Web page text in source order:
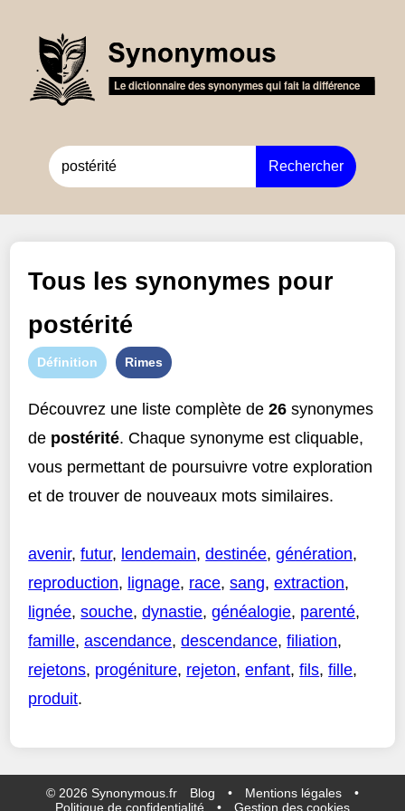
Rechercher
Tous les synonymes pour
postérité
Définition Rimes
Découvrez une liste complète de26 synonymes
de postérité. Chaque synonyme est cliquable,
vous permettant de poursuivre votre exploration
et de trouver de nouveaux mots similaires.
avenir,futur, lendemain,destinée,génération,
reproduction, lignage, race,sang,extraction,
lignée,souche,dynastie,généalogie, parenté,
famille,ascendance,descendance,filiation,
rejetons, progéniture, rejeton,enfant,fils,fille,
produit.
© 2026 Synonymous.fr Blog • Mentions légales
•
Politique de confidentialité
• Gestion des cookies